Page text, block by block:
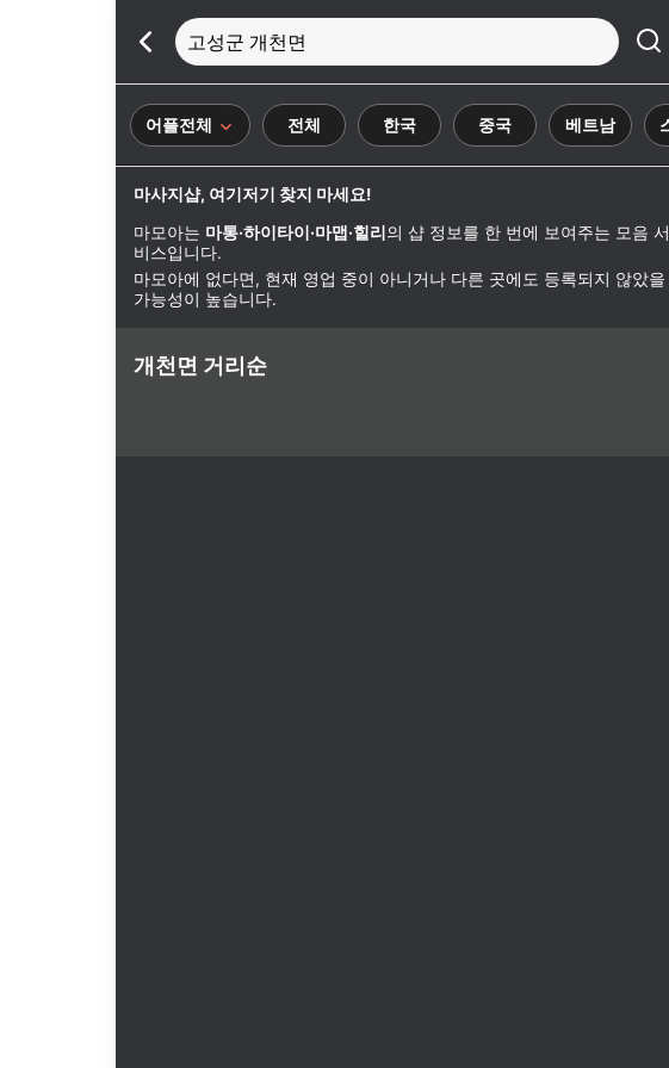
고성군 개천면
어플전체 전체 한국 중국 베트남
마사지샵, 여기저기 찾지 마세요!
마모아는 마통·하이타이·마맵·힐리 의 샵 정보를 한 번에 보여주는 모음 서
비스입니다.
마모아에 없다면, 현재 영업 중이 아니거나 다른 곳에도 등록되지 않았을
가능성이 높습니다.
개천면 거리순